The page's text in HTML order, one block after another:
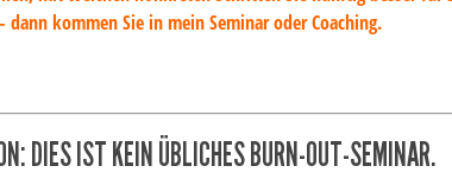
dann kommen Sie in mein Seminar oder Coaching.
DIES IST KEIN ÜBLICHES BURN-OUT-SEMINAR.